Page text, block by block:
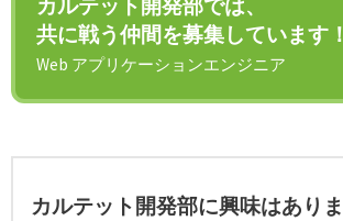
カルテット開発部では、
共に戦う仲間を募集しています！
Web アプリケーションエンジニア
カルテット開発部に興味はあり